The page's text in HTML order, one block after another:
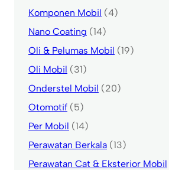
Komponen Mobil (4)
Nano Coating (14)
Oli & Pelumas Mobil (19)
Oli Mobil (31)
Onderstel Mobil (20)
Otomotif (5)
Per Mobil (14)
Perawatan Berkala (13)
Perawatan Cat & Eksterior Mobil